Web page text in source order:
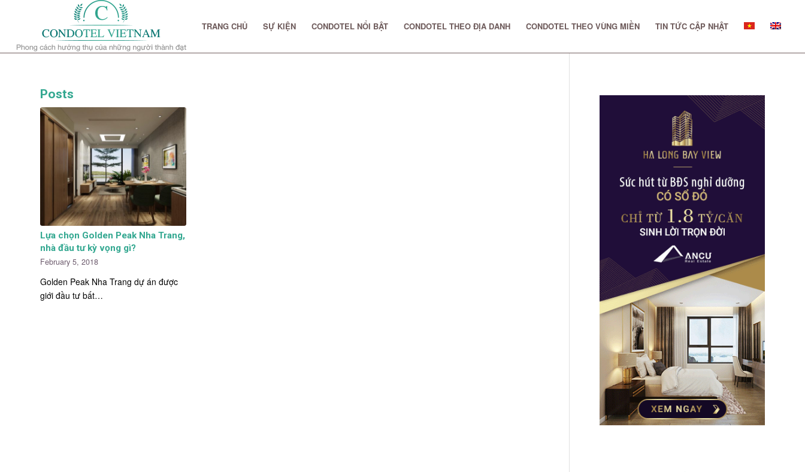
TRANG CHỦ SỰ KIỆN CONDOTEL NỔI BẬT CONDOTEL THEO ĐỊA DANH CONDOTEL THEO VÙNG MIỀN TIN TỨC CẬP NHẬT
Posts
Lựa chọn Golden Peak Nha Trang,
nhà đầu tư kỳ vọng gì?
February 5, 2018
Golden Peak Nha Trang dự án được
giới đầu tư bất…